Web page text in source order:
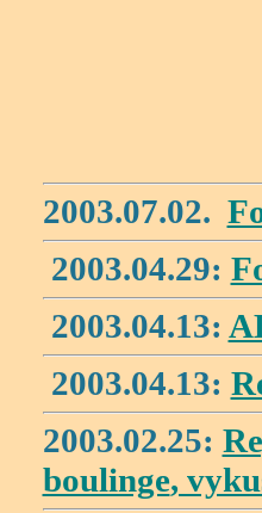
2003.07.02.
2003.04.29:
2003.04.13:
2003.04.13:
2003.02.25:
boulinge,